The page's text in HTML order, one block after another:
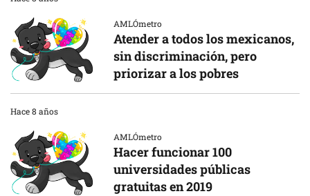
AMLÓmetro
Atender a todos los mexicanos,
sin discriminación, pero
priorizar a los pobres
Hace 8 años
AMLÓmetro
Hacer funcionar 100
universidades públicas
gratuitas en 2019